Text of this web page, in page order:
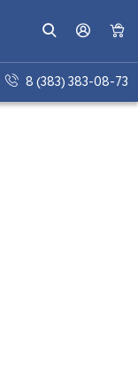
8 (383) 383-08-73